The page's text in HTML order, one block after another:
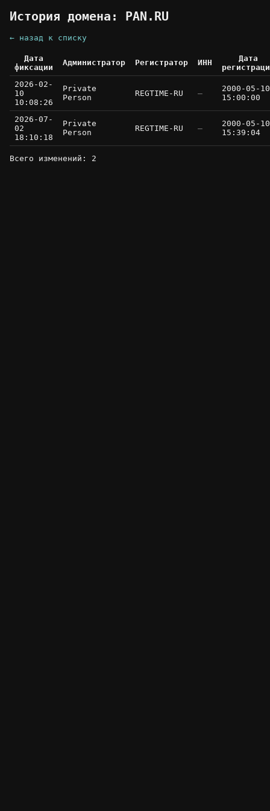
История домена: PAN.RU
← назад к списку
Дата
фиксации
Администратор Регистратор ИНН
Дата
2026-02-
10
10:08:26
Private
Person
REGTIME-RU —
2000-05-10
15:00:00
2026-07-
02
18:10:18
Private
Person
REGTIME-RU —
2000-05-10
15:39:04
Всего изменений: 2